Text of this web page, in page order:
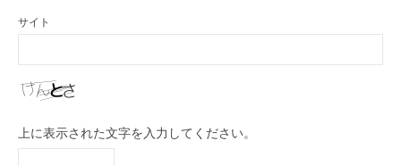
サイト
上に表示された文字を入力してください。